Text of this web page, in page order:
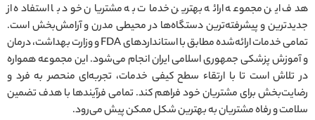
هدف این مجموعه ارائه بهترین خدمات به مشتریان خود با استفاده از
جدیدترین و پیشرفته‌ترین دستگاه‌ها در محیطی مدرن و آرامش‌بخش است.
تمامی خدمات ارائه‌شده مطابق با استانداردهای FDA و وزارت بهداشت، درمان
و آموزش پزشکی جمهوری اسلامی ایران انجام می‌شود. این مجموعه همواره
در تلاش است تا با ارتقاء سطح کیفی خدمات، تجربه‌ای منحصر به فرد و
رضایت‌بخش برای مشتریان خود فراهم کند. تمامی فرآیندها با هدف تضمین
سلامت و رفاه مشتریان به بهترین شکل ممکن پیش می‌رود.